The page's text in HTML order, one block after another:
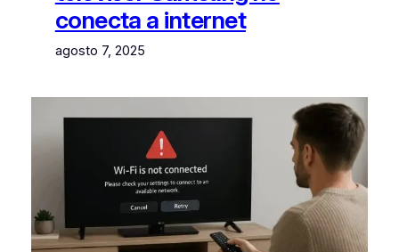
conecta a internet
agosto 7, 2025